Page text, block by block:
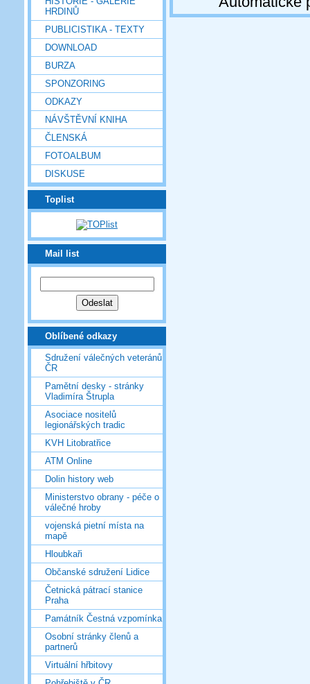
HRDINŮ
PUBLICISTIKA - TEXTY
DOWNLOAD
BURZA
SPONZORING
ODKAZY
NÁVŠTĚVNÍ KNIHA
ČLENSKÁ
FOTOALBUM
DISKUSE
Toplist
Mail list
Oblíbené odkazy
Sdružení válečných veteránů
ČR
Pamětní desky - stránky
Vladimíra Štrupla
Asociace nositelů
legionářských tradic
KVH Litobratřice
ATM Online
Dolin history web
Ministerstvo obrany - péče o
válečné hroby
vojenská pietní místa na
mapě
Hloubkaři
Občanské sdružení Lidice
Četnická pátrací stanice
Praha
Památník Čestná vzpomínka
Osobní stránky členů a
partnerů
Virtuální hřbitovy